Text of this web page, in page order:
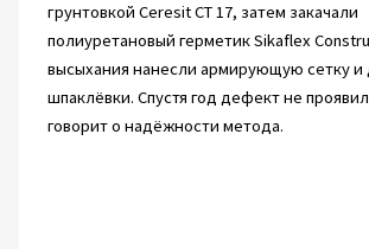
грунтовкой Ceresit CT 17, затем закачали
полиуретановый герметик Sikaflex
высыхания нанесли армирующую сетку и
шпаклёвки. Спустя год дефект не
говорит о надёжности метода.